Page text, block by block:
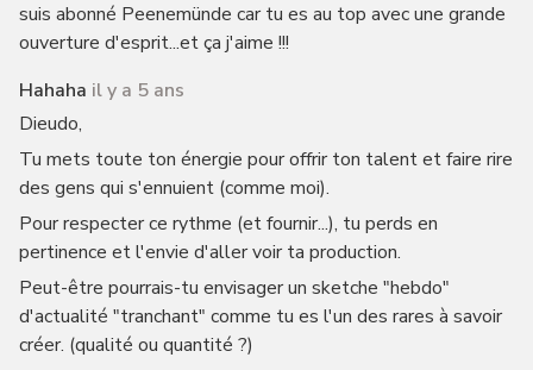
suis abonné Peenemünde car tu es au top avec une grande
ouverture d'esprit...et ça j'aime !!!
Hahaha il y a 5 ans
Dieudo,
Tu mets toute ton énergie pour offrir ton talent et faire rire
des gens qui s'ennuient (comme moi).
Pour respecter ce rythme (et fournir...), tu perds en
pertinence et l'envie d'aller voir ta production.
Peut-être pourrais-tu envisager un sketche "hebdo"
d'actualité "tranchant" comme tu es l'un des rares à savoir
créer. (qualité ou quantité ?)